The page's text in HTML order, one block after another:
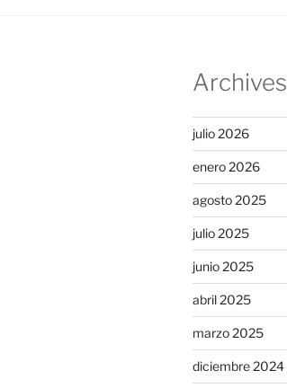
Archives
julio 2026
enero 2026
agosto 2025
julio 2025
junio 2025
abril 2025
marzo 2025
diciembre 2024